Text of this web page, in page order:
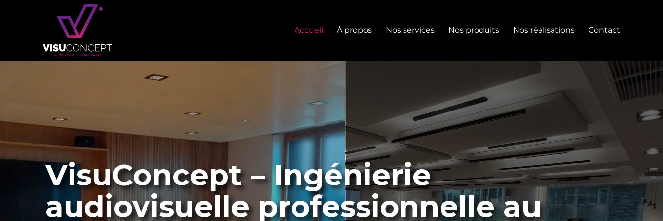
Accueil À propos Nos services Nos produits Nos réalisations Contact
VisuConcept – Ingénierie
audiovisuelle professionnelle au